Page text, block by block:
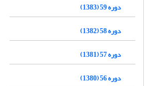
دوره 59 (1383)
دوره 58 (1382)
دوره 57 (1381)
دوره 56 (1380)